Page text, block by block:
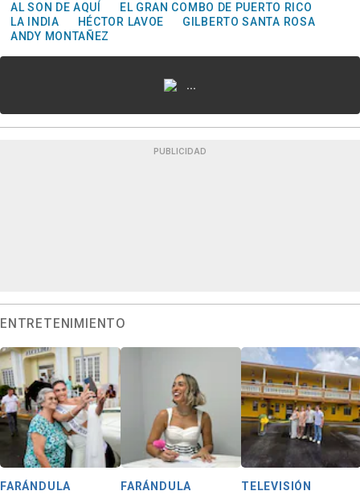
AL SON DE AQUÍ
EL GRAN COMBO DE PUERTO RICO
LA INDIA
HÉCTOR LAVOE
GILBERTO SANTA ROSA
ANDY MONTAÑEZ
...
PUBLICIDAD
ENTRETENIMIENTO
FARÁNDULA FARÁNDULA TELEVISIÓN